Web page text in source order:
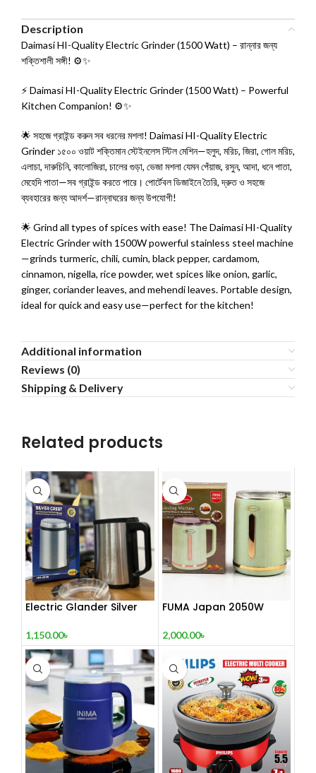
Description
Daimasi HI-Quality Electric Grinder (1500 Watt) – রান্নার জন্য
শক্তিশালী সঙ্গী! ⚙️✨
⚡ Daimasi HI-Quality Electric Grinder (1500 Watt) – Powerful
Kitchen Companion! ⚙️✨
🌟 সহজে গ্রাইন্ড করুন সব ধরনের মশলা! Daimasi HI-Quality Electric
Grinder ১৫০০ ওয়াট শক্তিমান স্টেইনলেস স্টিল মেশিন—হলুদ, মরিচ, জিরা, গোল মরিচ,
এলাচা, দারুচিনি, কালোজিরা, চালের গুড়া, ভেজা মশলা যেমন পেঁয়াজ, রসুন, আদা, ধনে পাতা,
মেহেদি পাতা—সব গ্রাইন্ড করতে পারে। পোর্টেবল ডিজাইনে তৈরি, দ্রুত ও সহজে
ব্যবহারের জন্য আদর্শ—রান্নাঘরের জন্য উপযোগী!
🌟 Grind all types of spices with ease! The Daimasi HI-Quality
Electric Grinder with 1500W powerful stainless steel machine
—grinds turmeric, chili, cumin, black pepper, cardamom,
cinnamon, nigella, rice powder, wet spices like onion, garlic,
ginger, coriander leaves, and mehendi leaves. Portable design,
ideal for quick and easy use—perfect for the kitchen!
Additional information
Reviews (0)
Shipping & Delivery
Related products
Electric Glander Silver
1,150.00৳
FUMA Japan 2050W
2,000.00৳